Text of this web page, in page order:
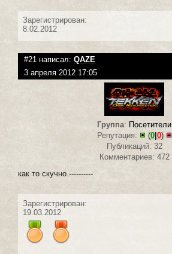
Зарегистрирован:
8.02.2012
#21 написал: QAZE
3 апреля 2012 17:05
Группа: Посетители
Репутация:
(0|0)
Публикаций: 32
Комментариев: 472
как то скучно.----------
Зарегистрирован:
19.03.2012